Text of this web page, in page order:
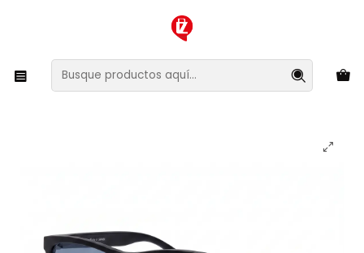
XMAS SALE ¡Compra antes de que la oferta termine!
Lentes y Accesorios Lentes de Sol
Lentes de Sol Polarizado Hawkers One Raw HONR21BSTP
- Talla 54mm